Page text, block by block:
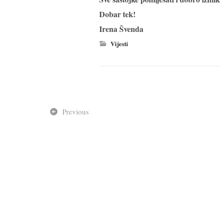
Dobar tek!
Irena Švenda
Vijesti
Previous